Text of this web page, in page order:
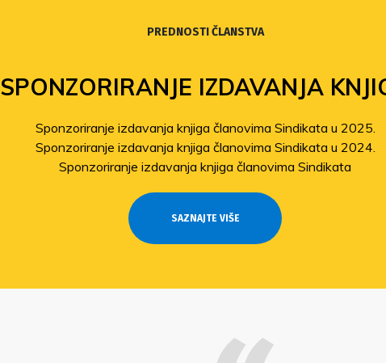
PREDNOSTI ČLANSTVA
SPONZORIRANJE IZDAVANJA
Sponzoriranje izdavanja knjiga članovima Sindikata u 2025.
Sponzoriranje izdavanja knjiga članovima Sindikata u 2024.
Sponzoriranje izdavanja knjiga članovima Sindikata
SAZNAJTE VIŠE